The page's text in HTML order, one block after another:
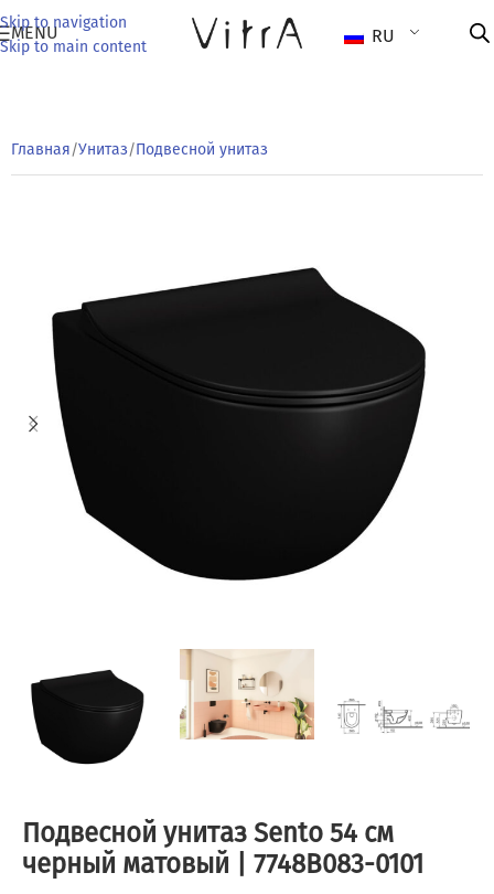
Skip to navigation
Skip to main content
MENU RU
Главная/Унитаз/Подвесной унитаз
Подвесной унитаз Sento 54 см
черный матовый | 7748B083-0101